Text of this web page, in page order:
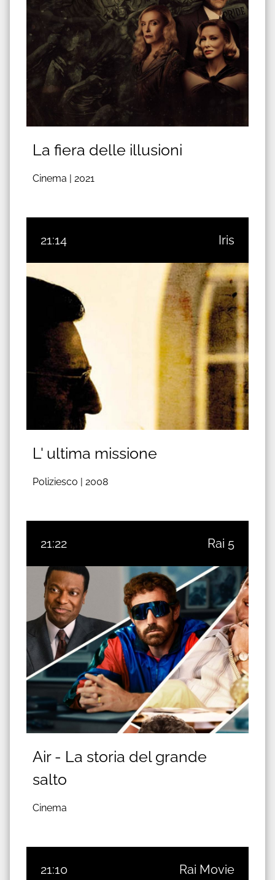
La fiera delle illusioni
Cinema | 2021
21:14 Iris
L' ultima missione
Poliziesco | 2008
21:22 Rai 5
Air - La storia del grande
salto
Cinema
21:10 Rai Movie